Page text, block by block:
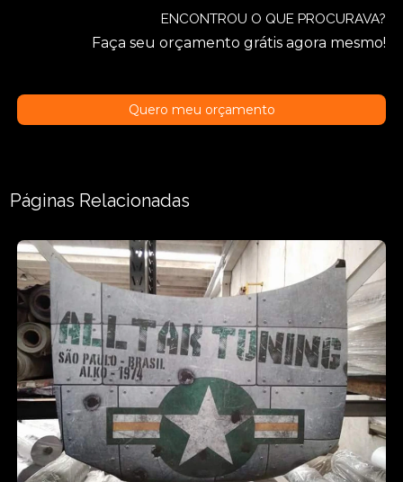
ENCONTROU O QUE PROCURAVA?
Faça seu orçamento grátis agora mesmo!
Quero meu orçamento
Páginas Relacionadas